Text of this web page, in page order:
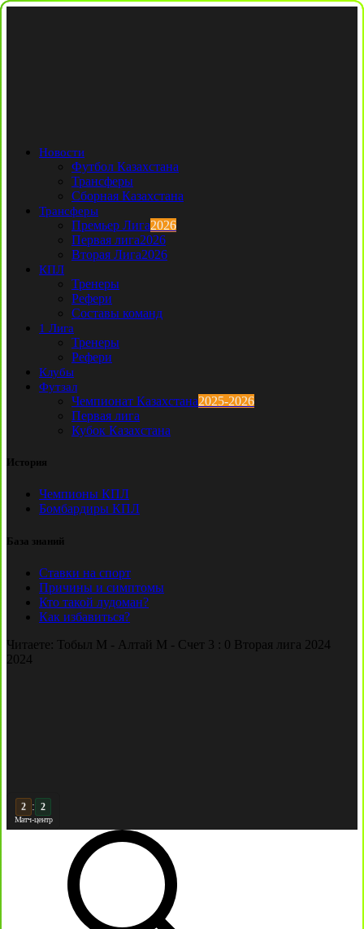
Новости
Футбол Казахстана
Трансферы
Сборная Казахстана
Трансферы
Премьер Лига2026
Первая лига2026
Вторая Лига2026
КПЛ
Тренеры
Рефери
Составы команд
1 Лига
Тренеры
Рефери
Клубы
Футзал
Чемпионат Казахстана2025-2026
Первая лига
Кубок Казахстана
История
Чемпионы КПЛ
Бомбардиры КПЛ
База знаний
Ставки на спорт
Причины и симптомы
Кто такой лудоман?
Как избавиться?
Читаете: Тобыл М - Алтай М - Счет 3 : 0 Вторая лига 2024
2024
3 : 2
Матч-центр